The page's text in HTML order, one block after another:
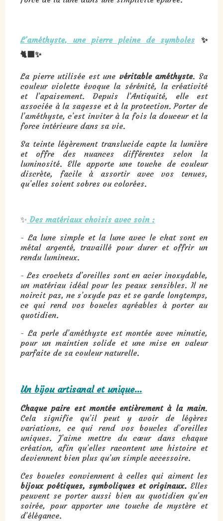
L’améthyste, une pierre pleine de symboles
✨
🐈‍⬛✨
La pierre utilisée est une véritable améthyste. Sa
couleur violette évoque la sérénité, la créativité
et l’apaisement. Depuis l’Antiquité, elle est
associée à la sagesse et à la protection. Porter de
l’améthyste, c’est inviter à la fois la douceur et la
force intérieure dans sa vie.
Sa teinte légèrement translucide capte la lumière
et offre des nuances différentes selon la
luminosité. Elle apporte une touche de couleur
discrète, facile à assortir avec vos tenues,
qu’elles soient sobres ou colorées.
✨ Des matériaux choisis avec soin :
- La lune simple et la lune avec le chat sont en
métal argenté, travaillé pour durer et offrir un
rendu lumineux.
- Les crochets d’oreilles sont en acier inoxydable,
un matériau idéal pour les peaux sensibles. Il ne
noircit pas, ne s’oxyde pas et se garde longtemps,
ce qui rend vos boucles agréables à porter au
quotidien.
- La perle d’améthyste est montée avec minutie,
pour un maintien solide et une mise en valeur
parfaite de sa couleur naturelle.
Un bijou artisanal et unique...
Chaque paire est montée entièrement à la main.
Cela signifie qu’il peut y avoir de légères
variations, ce qui rend vos boucles d’oreilles
uniques. J’aime mettre du cœur dans chaque
création, afin qu’elles racontent une histoire et
deviennent bien plus qu’un simple accessoire.
Ces boucles conviennent à celles qui aiment les
bijoux poétiques, symboliques et originaux.Elles
peuvent se porter aussi bien au quotidien qu’en
soirée, pour apporter une touche de mystère et
d’élégance.